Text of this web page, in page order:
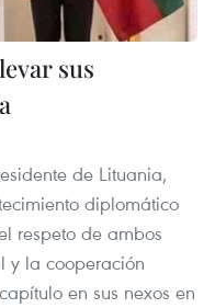
sus
de Lituania,
diplomático
respeto de ambos
y la cooperación
en sus nexos en